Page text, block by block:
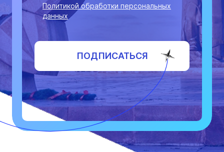
Политикой обработки персональных
данных
ПОДПИСАТЬСЯ